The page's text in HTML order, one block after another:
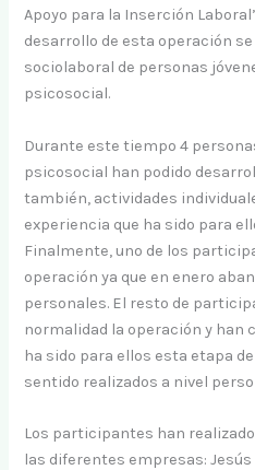
Apoyo para la Inserción
desarrollo de esta operación
sociolaboral de personas
psicosocial.
Durante este tiempo 4
psicosocial han podido
también, actividades
experiencia que ha sido para
Finalmente, uno de los
operación ya que en enero
personales. El resto de
normalidad la operación y han
ha sido para ellos esta etapa
sentido realizados a nivel
Los participantes han
las diferentes empresas: